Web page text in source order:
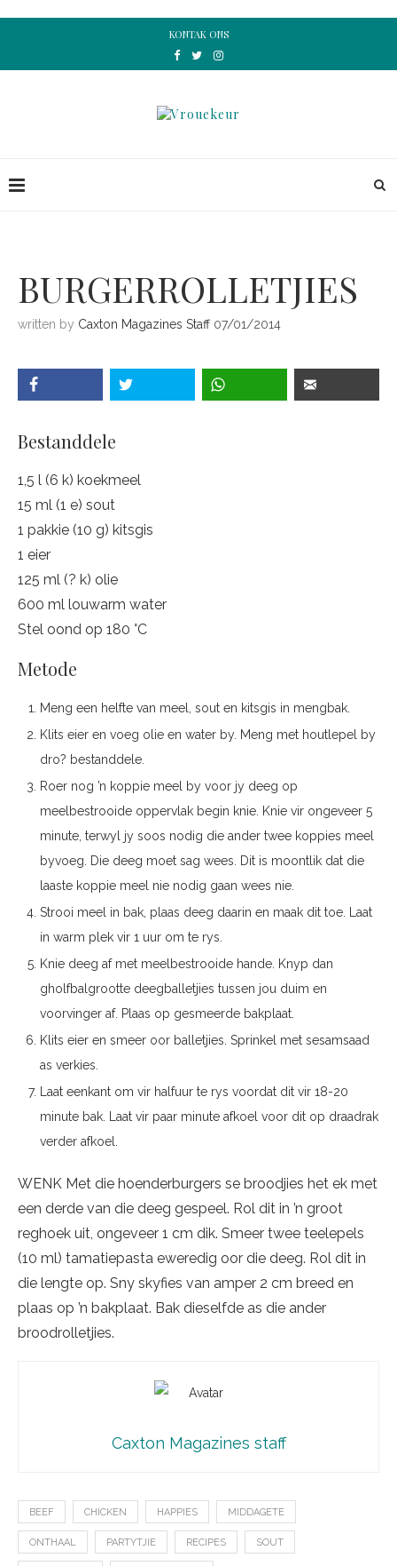
KONTAK ONS
BURGERROLLETJIES
written by Caxton Magazines Staff 07/01/2014
Bestanddele
1,5 l (6 k) koekmeel
15 ml (1 e) sout
1 pakkie (10 g) kitsgis
1 eier
125 ml (? k) olie
600 ml louwarm water
Stel oond op 180 °C
Metode
Meng een helfte van meel, sout en kitsgis in mengbak.
Klits eier en voeg olie en water by. Meng met houtlepel by
dro? bestanddele.
Roer nog ’n koppie meel by voor jy deeg op
meelbestrooide oppervlak begin knie. Knie vir ongeveer 5
minute, terwyl jy soos nodig die ander twee koppies meel
byvoeg. Die deeg moet sag wees. Dit is moontlik dat die
laaste koppie meel nie nodig gaan wees nie.
Strooi meel in bak, plaas deeg daarin en maak dit toe. Laat
in warm plek vir 1 uur om te rys.
Knie deeg af met meelbestrooide hande. Knyp dan
gholfbalgrootte deegballetjies tussen jou duim en
voorvinger af. Plaas op gesmeerde bakplaat.
Klits eier en smeer oor balletjies. Sprinkel met sesamsaad
as verkies.
Laat eenkant om vir halfuur te rys voordat dit vir 18-20
minute bak. Laat vir paar mi­nute afkoel voor dit op draadrak
verder afkoel.
WENK Met die hoenderburgers se broodjies het ek met
een derde van die deeg gespeel. Rol dit in ’n groot
reghoek uit, ongeveer 1 cm dik. Smeer twee teelepels
(10 ml) tamatiepasta eweredig oor die deeg. Rol dit in
die lengte op. Sny skyfies van amper 2 cm breed en
plaas op ’n bakplaat. Bak dieselfde as die ander
broodrolletjies.
Caxton Magazines staff
BEEF CHICKEN HAPPIES MIDDAGETE
ONTHAAL PARTYTJIE RECIPES SOUT